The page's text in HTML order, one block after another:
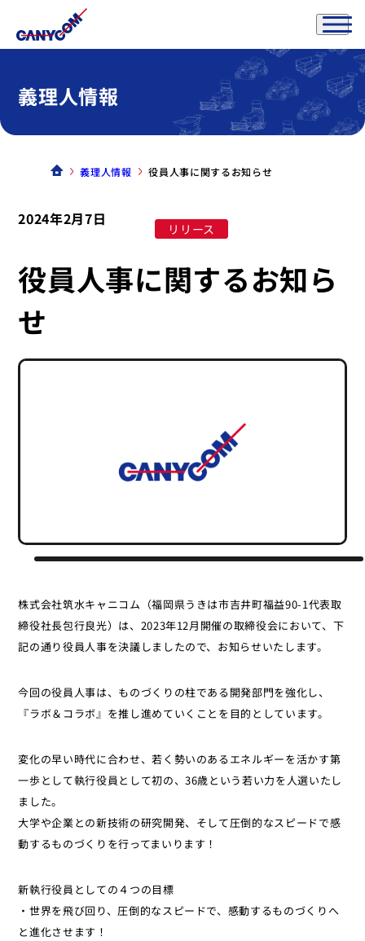
義理人情報
義理人情報 役員人事に関するお知らせ
2024年2月7日
リリース
役員人事に関するお知ら
せ
株式会社筑水キャニコム（福岡県うきは市吉井町福益90-1代表取
締役社長包行良光）は、2023年12月開催の取締役会において、下
記の通り役員人事を決議しましたので、お知らせいたします。
今回の役員人事は、ものづくりの柱である開発部門を強化し、
『ラボ＆コラボ』を推し進めていくことを目的としています。
変化の早い時代に合わせ、若く勢いのあるエネルギーを活かす第
一歩として執行役員として初の、36歳という若い力を人選いたし
ました。
大学や企業との新技術の研究開発、そして圧倒的なスピードで感
動するものづくりを行ってまいります！
新執行役員としての４つの目標
・世界を飛び回り、圧倒的なスピードで、感動するものづくりへ
と進化させます！